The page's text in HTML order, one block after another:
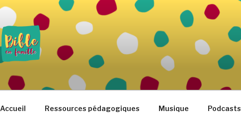
BIBLE EN FAMILLE
Vivre la Parole de Dieu au quotidien
Accueil Ressources pédagogiques Musique Podcasts